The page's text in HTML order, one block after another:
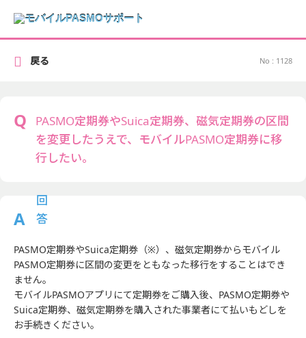
No : 1128
PASMO定期券やSuica定期券、磁気定期券の区間
を変更したうえで、モバイルPASMO定期券に移
行したい。
PASMO定期券やSuica定期券（※）、磁気定期券からモバイル
PASMO定期券に区間の変更をともなった移行をすることはでき
ません。
モバイルPASMOアプリにて定期券をご購入後、PASMO定期券や
Suica定期券、磁気定期券を購入された事業者にて払いもどしを
お手続きください。
戻る